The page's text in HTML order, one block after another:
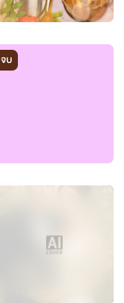
จบ